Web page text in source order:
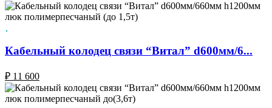
Кабельный колодец связи “Витал” d600мм/6...
₽ 11 600